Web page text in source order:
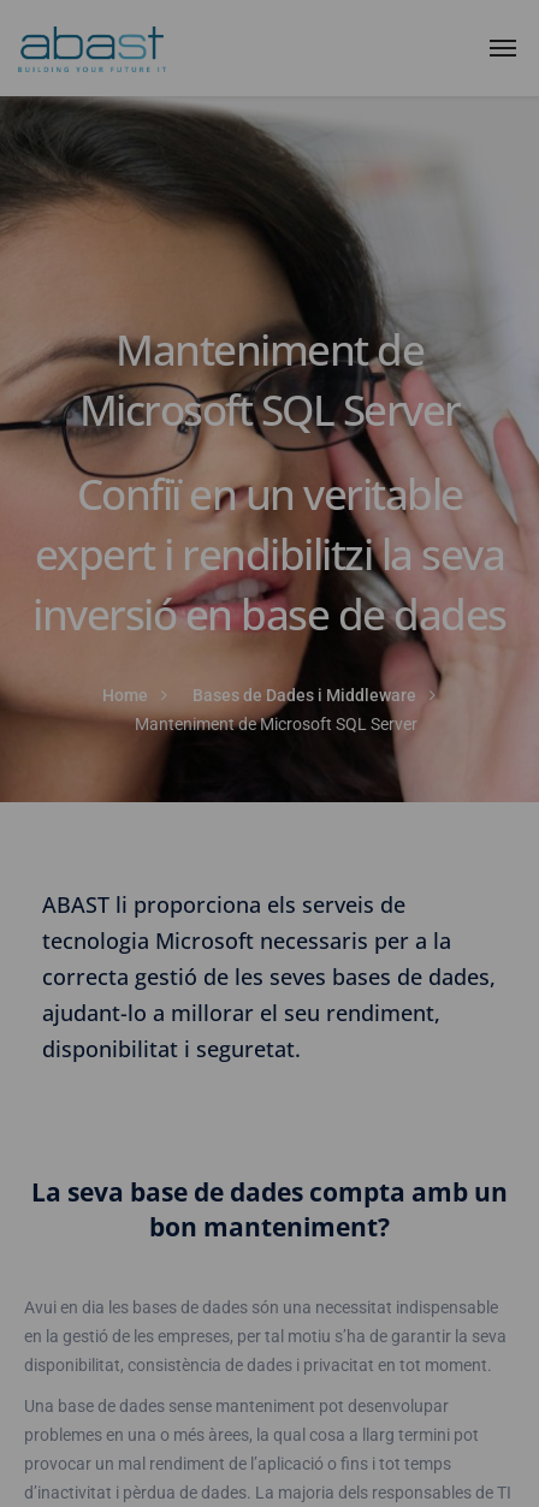
Manteniment de
Microsoft SQL Server
Confiï en un veritable
expert i rendibilitzi la seva
inversió en base de dades
Home
Bases de Dades i Middleware
Manteniment de Microsoft SQL Server
ABAST li proporciona els serveis de
tecnologia Microsoft necessaris per a la
correcta gestió de les seves bases de dades,
ajudant-lo a millorar el seu rendiment,
disponibilitat i seguretat.
La seva base de dades compta amb un
bon manteniment?
Avui en dia les bases de dades són una necessitat indispensable
en la gestió de les empreses, per tal motiu s’ha de garantir la seva
disponibilitat, consistència de dades i privacitat en tot moment.
Una base de dades sense manteniment pot desenvolupar
problemes en una o més àrees, la qual cosa a llarg termini pot
provocar un mal rendiment de l’aplicació o fins i tot temps
d’inactivitat i pèrdua de dades. La majoria dels responsables de TI